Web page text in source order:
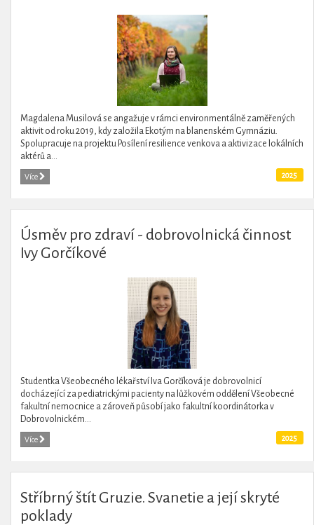
Magdalena Musilová se angažuje v rámci environmentálně zaměřených
aktivit od roku 2019, kdy založila Ekotým na blanenském Gymnáziu.
Spolupracuje na projektu Posílení resilience venkova a aktivizace lokálních
aktérů a...
Více 2025
Úsměv pro zdraví - dobrovolnická činnost
Ivy Gorčíkové
Studentka Všeobecného lékařství Iva Gorčíková je dobrovolnicí
docházející za pediatrickými pacienty na lůžkovém oddělení Všeobecné
fakultní nemocnice a zároveň působí jako fakultní koordinátorka v
Dobrovolnickém...
Více 2025
Stříbrný štít Gruzie. Svanetie a její skryté
poklady